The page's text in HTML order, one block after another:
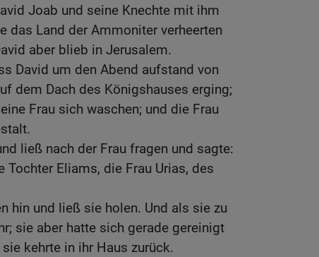
Joab und seine Knechte mit ihm
das Land der Ammoniter verheerten
aber blieb in Jerusalem.
David um den Abend aufstand von
dem Dach des Königshauses erging;
Frau sich waschen; und die Frau
ließ nach der Frau fragen und sagte:
Tochter Eliams, die Frau Urias, des
hin und ließ sie holen. Und als sie zu
sie aber hatte sich gerade gereinigt
kehrte in ihr Haus zurück.